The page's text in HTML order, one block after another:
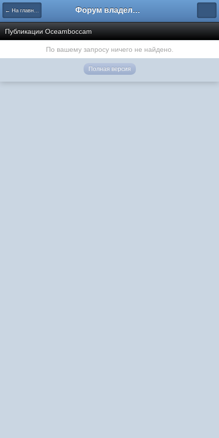
← На главную Форум владельцев интернет-магазинов
Публикации Oceamboccam
По вашему запросу ничего не найдено.
Полная версия